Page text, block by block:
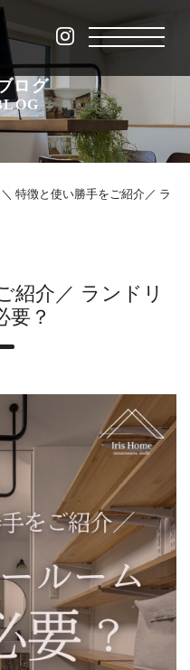
ログ
＼ 特徴と使い勝手をご紹介／ ラ
紹介／ ランドリ
要？